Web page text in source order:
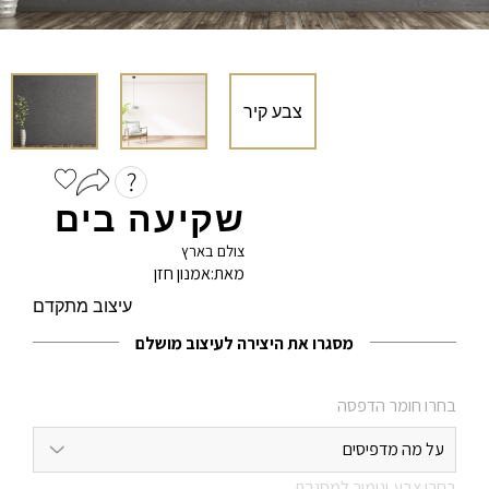
שקיעה בים
צולם בארץ
אמנון חזןמאת:
עיצוב מתקדם
מסגרו את היצירה לעיצוב מושלם
בחרו חומר הדפסה
על מה מדפיסים
בחר שם משתמש באנגלית בלבד